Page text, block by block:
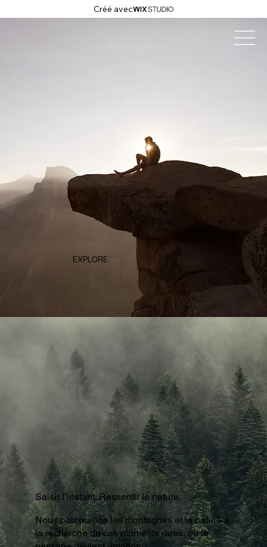
Créé avec
EXPLORE
Saisir l’instant. Ressentir la nature.
Nous parcourons les montagnes et la nature à
la recherche de ces moments rares, où le